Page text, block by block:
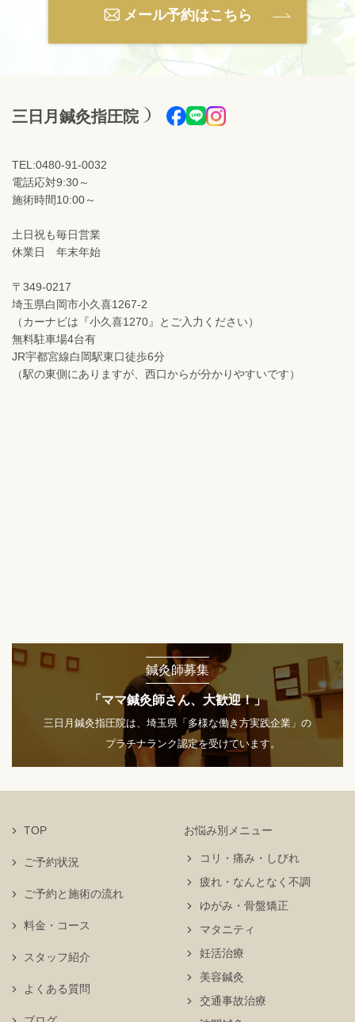
メール予約はこちら
三日月鍼灸指圧院
TEL:0480-91-0032
電話応対9:30～
施術時間10:00～
土日祝も毎日営業
休業日 年末年始
〒349-0217
埼玉県白岡市小久喜1267-2
（カーナビは『小久喜1270』とご入力ください）
無料駐車場4台有
JR宇都宮線白岡駅東口徒歩6分
（駅の東側にありますが、西口からが分かりやすいです）
鍼灸師募集
「ママ鍼灸師さん、大歓迎！」
三日月鍼灸指圧院は、埼玉県「多様な働き方実践企業」の
プラチナランク認定を受けています。
TOP
ご予約状況
お悩み別メニュー
コリ・痛み・しびれ
疲れ・なんとなく不調
ゆがみ・骨盤矯正
マタニティ
妊活治療
美容鍼灸
交通事故治療
ご予約と施術の流れ
料金・コース
スタッフ紹介
よくある質問